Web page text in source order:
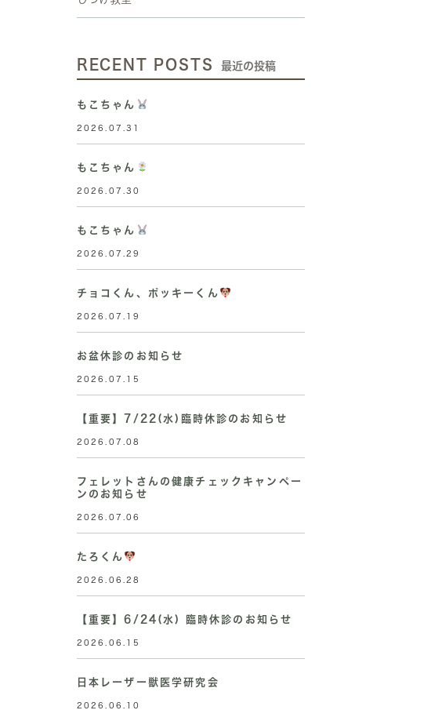
RECENT POSTS 最近の投稿
もこちゃん
2026.07.31
もこちゃん
2026.07.30
もこちゃん
2026.07.29
チョコくん、ポッキーくん
2026.07.19
お盆休診のお知らせ
2026.07.15
【重要】7/22(水)臨時休診のお知らせ
2026.07.08
フェレットさんの健康チェックキャンペー
ンのお知らせ
2026.07.06
たろくん
2026.06.28
【重要】6/24(水) 臨時休診のお知らせ
2026.06.15
日本レーザー獣医学研究会
2026.06.10